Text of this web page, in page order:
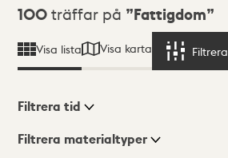
Sökresultat
100 träffar på Fattigdom
Visa lista Visa karta Filtrera
Visningsläge
Filtrera tid
Filtrera materialtyper